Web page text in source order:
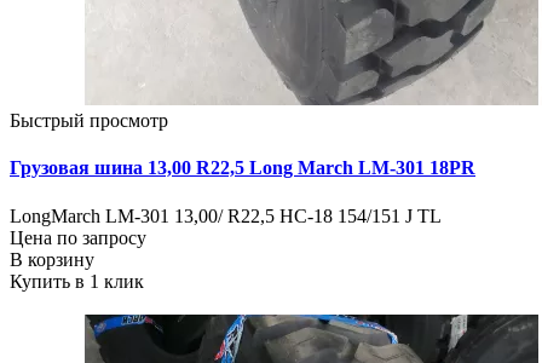
Быстрый просмотр
Грузовая шина 13,00 R22,5 Long March LM-301 18PR
LongMarch LM-301 13,00/ R22,5 НС-18 154/151 J TL
Цена по запросу
В корзину
Купить в 1 клик